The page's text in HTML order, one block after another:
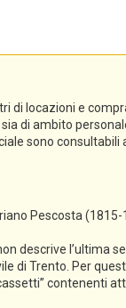
di locazioni e
di ambito
sono
Pescosta
descrive
di Trento. Per
contenenti